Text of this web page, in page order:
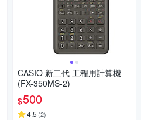
CASIO 新二代 工程用計算機
(FX-350MS-2)
$500
4.5 (2)